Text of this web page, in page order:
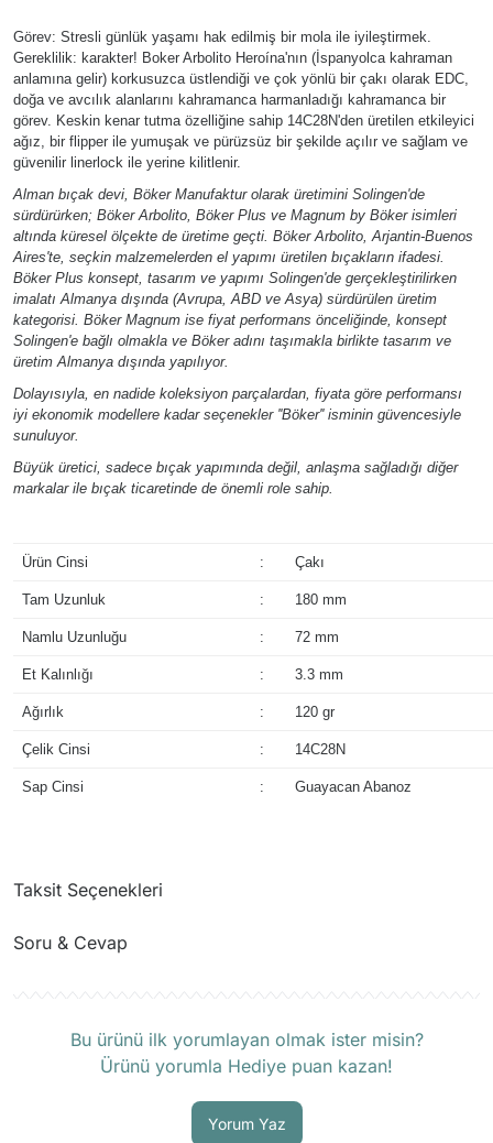
Görev: Stresli günlük yaşamı hak edilmiş bir mola ile iyileştirmek.
Gereklilik: karakter! Boker Arbolito Heroína'nın (İspanyolca kahraman
anlamına gelir) korkusuzca üstlendiği ve çok yönlü bir çakı olarak EDC,
doğa ve avcılık alanlarını kahramanca harmanladığı kahramanca bir
görev. Keskin kenar tutma özelliğine sahip 14C28N'den üretilen etkileyici
ağız, bir flipper ile yumuşak ve pürüzsüz bir şekilde açılır ve sağlam ve
güvenilir linerlock ile yerine kilitlenir.
Alman bıçak devi, Böker Manufaktur olarak üretimini Solingen'de
sürdürürken; Böker Arbolito, Böker Plus ve Magnum by Böker isimleri
altında küresel ölçekte de üretime geçti. Böker Arbolito, Arjantin-Buenos
Aires'te, seçkin malzemelerden el yapımı üretilen bıçakların ifadesi.
Böker Plus konsept, tasarım ve yapımı Solingen'de gerçekleştirilirken
imalatı Almanya dışında (Avrupa, ABD ve Asya) sürdürülen üretim
kategorisi. Böker Magnum ise fiyat performans önceliğinde, konsept
Solingen'e bağlı olmakla ve Böker adını taşımakla birlikte tasarım ve
üretim Almanya dışında yapılıyor.
Dolayısıyla, en nadide koleksiyon parçalardan, fiyata göre performansı
iyi ekonomik modellere kadar seçenekler ''Böker'' isminin güvencesiyle
sunuluyor.
Büyük üretici, sadece bıçak yapımında değil, anlaşma sağladığı diğer
markalar ile bıçak ticaretinde de önemli role sahip.
Ürün Cinsi : Çakı
Tam Uzunluk : 180 mm
Namlu Uzunluğu : 72 mm
Et Kalınlığı : 3.3 mm
Ağırlık : 120 gr
Çelik Cinsi : 14C28N
Sap Cinsi : Guayacan Abanoz
Taksit Seçenekleri
Soru & Cevap
Bu ürünü ilk yorumlayan olmak ister misin?
Ürünü yorumla Hediye puan kazan!
Yorum Yaz